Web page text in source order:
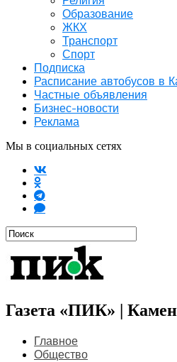
Образование
ЖКХ
Транспорт
Спорт
Подписка
Расписание автобусов в
Частные объявления
Бизнес-новости
Реклама
Мы в социальных сетях
Газета «ПИК» |
Главное
Общество